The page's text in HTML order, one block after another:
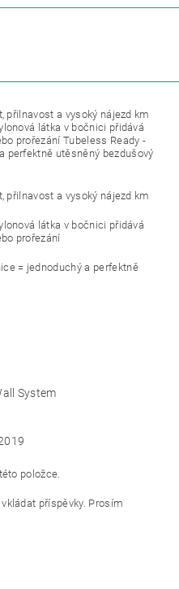
přilnavost a vysoký nájezd km
látka v bočnici přidává
prořezání Tubeless Ready -
perfektně utěsněný bezdušový
přilnavost a vysoký nájezd km
látka v bočnici přidává
prořezání
= jednoduchý a perfektně
System
položce.
příspěvky. Prosím